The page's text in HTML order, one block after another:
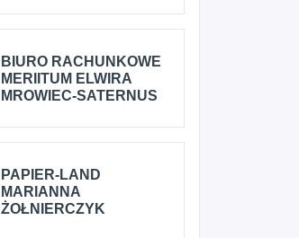
BIURO RACHUNKOWE
MERIITUM ELWIRA
MROWIEC-SATERNUS
PAPIER-LAND
MARIANNA
ŻOŁNIERCZYK